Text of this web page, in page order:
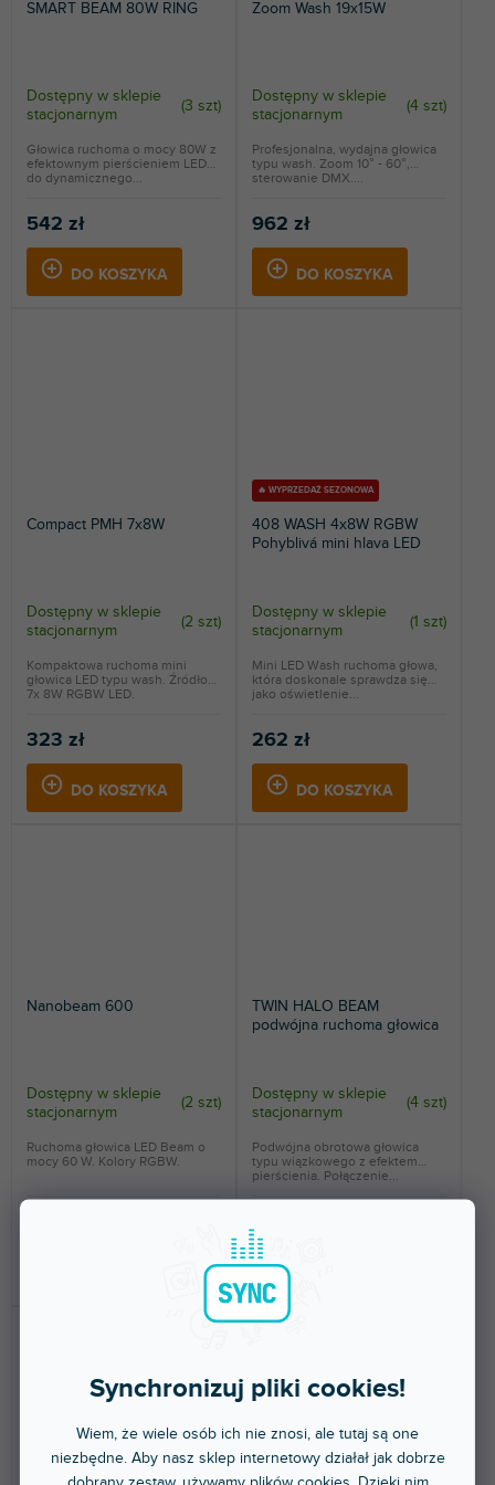
Synchronizuj pliki cookies!
Wiem, że wiele osób ich nie znosi, ale tutaj są one
niezbędne. Aby nasz sklep internetowy działał jak dobrze
dobrany zestaw, używamy plików cookies. Dzięki nim
SMART BEAM 80W RING
Dostępny w sklepie
stacjonarnym
(3 szt)
542 zł
DO KOSZYKA
Głowica ruchoma o mocy 80W z
efektownym pierścieniem LED
do dynamicznego...
Zoom Wash 19x15W
Dostępny w sklepie
stacjonarnym
(4 szt)
962 zł
DO KOSZYKA
Profesjonalna, wydajna głowica
typu wash. Zoom 10° - 60°,
sterowanie DMX....
Compact PMH 7x8W
Dostępny w sklepie
stacjonarnym
(2 szt)
323 zł
DO KOSZYKA
Kompaktowa ruchoma mini
głowica LED typu wash. Źródło
7x 8W RGBW LED.
🔥 WYPRZEDAŻ SEZONOWA
408 WASH 4x8W RGBW
Pohyblivá mini hlava LED
Dostępny w sklepie
stacjonarnym
(1 szt)
262 zł
DO KOSZYKA
Mini LED Wash ruchoma głowa,
która doskonale sprawdza się
jako oświetlenie...
Nanobeam 600
Dostępny w sklepie
stacjonarnym
(2 szt)
Ruchoma głowica LED Beam o
mocy 60 W. Kolory RGBW.
TWIN HALO BEAM
podwójna ruchoma głowica
Dostępny w sklepie
stacjonarnym
(4 szt)
Podwójna obrotowa głowica
typu wiązkowego z efektem
pierścienia. Połączenie...